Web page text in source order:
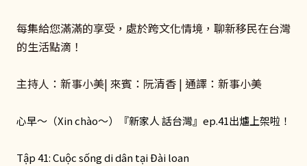
每集給您滿滿的享受，處於跨文化情境，聊新移民在台灣
的生活點滴！
主持人：新事小美| 來賓：阮清香 | 通譯：新事小美
心早～（Xin chào～）『新家人 話台灣』ep.41出爐上架啦！
Tập 41: Cuộc sống di dân tại Đài loan